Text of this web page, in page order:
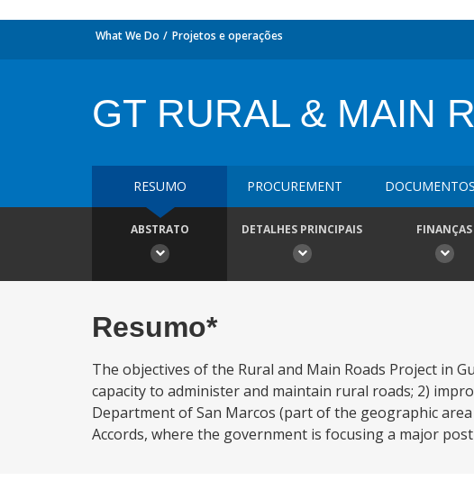
What We Do Projetos e operações
GT RURAL & MAIN
RESUMO PROCUREMENT DOCUMENTOS
ABSTRATO DETALHES PRINCIPAIS FINANÇAS
Resumo*
The objectives of the Rural and Main Roads Project in
capacity to administer and maintain rural roads; 2)
Department of San Marcos (part of the geographic
Accords, where the government is focusing a major